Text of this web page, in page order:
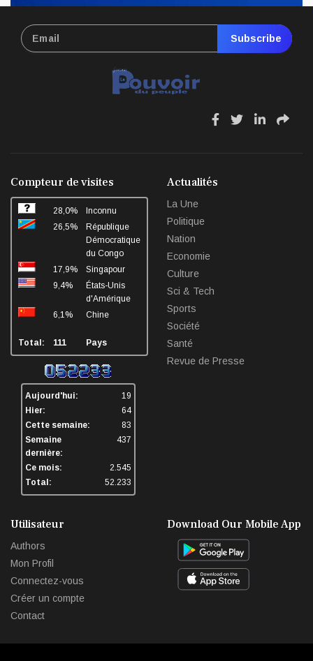
Subscribe
fa
fa
fa
fa
Compteur de visites
28,0%
Inconnu
26,5%
République
Démocratique
du Congo
17,9%
Singapour
9,4%
États-Unis
d'Amérique
6,1%
Chine
Total: 111 Pays
Aujourd'hui:
19
Hier:
64
Cette semaine:
83
Semaine
dernière:
437
Ce mois:
2.545
Total:
52.233
Actualités
La Une
Politique
Nation
Economie
Culture
Sci & Tech
Sports
Société
Santé
Revue de Presse
Utilisateur
Authors
Mon Profil
Connectez-vous
Créer un compte
Contact
Download Our Mobile App